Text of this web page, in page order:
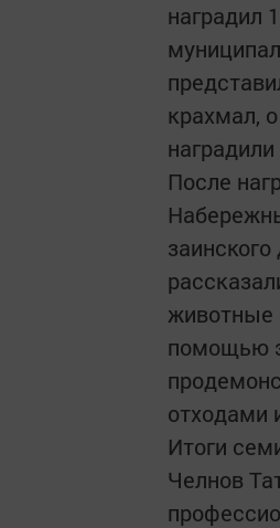
наградил
крахмал,
После
животные
помощью
отходами
Итоги
Челнов